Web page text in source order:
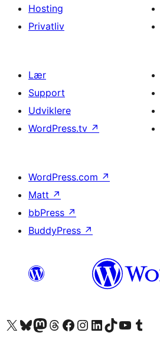
Hosting
Privatliv
Lær
Support
Udviklere
WordPress.tv ↗
WordPress.com ↗
Matt ↗
bbPress ↗
BuddyPress ↗
Besøg vores X (tidligere Twitter) konto
Besøg vores Bluesky-konto
Besøg vores Mastodon konto
Besøg vores Threads-konto
Besøg vores Facebook sideBesøg vores Instagram konto
Besøg vores LinkedIn konto
Besøg vores TikTok-konto
Besøg vores YouTube-kanalBesøg vores Tumblr-konto